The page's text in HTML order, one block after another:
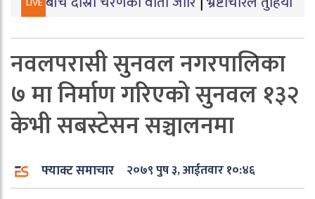
नवलपरासी सुनवल नगरपालिका
७ मा निर्माण गरिएको सुनवल १३२
केभी सबस्टेसन सञ्चालनमा
फ्याक्ट समाचार २०७९ पुष ३, आईतवार १०:४६